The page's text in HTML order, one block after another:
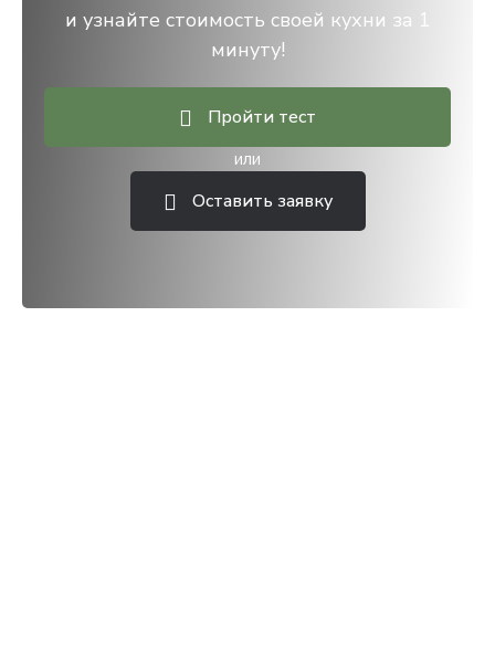
и узнайте стоимость своей кухни за 1
минуту!
Пройти тест
или
Оставить заявку